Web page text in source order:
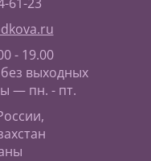
- 19.00
выходных
— пн. - пт.